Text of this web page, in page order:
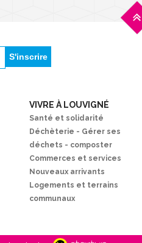
VIVRE À LOUVIGNÉ
Santé et solidarité
Déchèterie - Gérer ses
déchets - composter
Commerces et services
Nouveaux arrivants
Logements et terrains
communaux